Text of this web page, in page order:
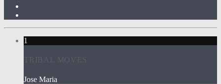
1
TRIBAL MOVES
Jose Maria